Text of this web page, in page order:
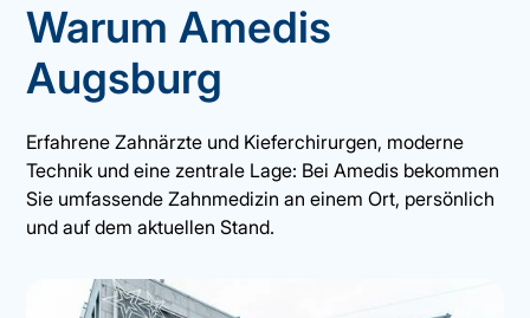
Warum Amedis
Augsburg
Erfahrene Zahnärzte und Kieferchirurgen, moderne
Technik und eine zentrale Lage: Bei Amedis bekommen
Sie umfassende Zahnmedizin an einem Ort, persönlich
und auf dem aktuellen Stand.